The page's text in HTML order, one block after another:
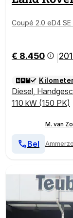
Coupé 2.0 eD4 SE
€ 8.450
Diesel,
110 kW (150 PK)
M. van
Bel